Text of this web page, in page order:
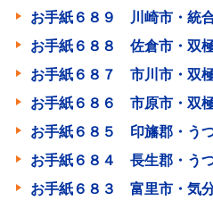
お手紙６８９ 川崎市・統
お手紙６８８ 佐倉市・双
お手紙６８７ 市川市・双
お手紙６８６ 市原市・双
お手紙６８５ 印旛郡・う
お手紙６８４ 長生郡・う
お手紙６８３ 富里市・気